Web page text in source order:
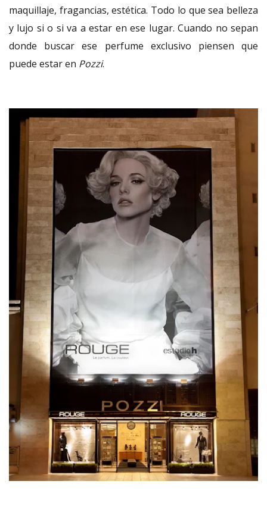
maquillaje, fragancias, estética. Todo lo que sea belleza
y lujo si o si va a estar en ese lugar. Cuando no sepan
donde buscar ese perfume exclusivo piensen que
puede estar en Pozzi.